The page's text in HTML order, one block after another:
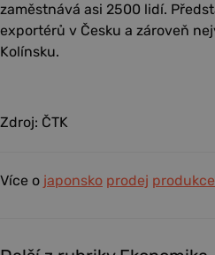
zaměstnává asi 2500 lidí.
exportérů v Česku a zároveň
Kolínsku.
Zdroj: ČTK
Více o japonsko prodej produkce